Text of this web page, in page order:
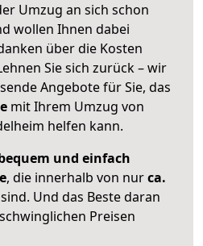
Umzug an sich schon
wollen Ihnen dabei
über die Kosten
Sie sich zurück – wir
Angebote für Sie, das
mit Ihrem Umzug von
helfen kann.
und einfach
, die innerhalb von nurca.
Und das Beste daran
Preisen